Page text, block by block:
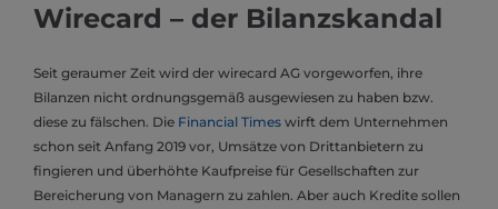
Wirecard – der Bilanzskandal
Seit geraumer Zeit wird der wirecard AG vorgeworfen, ihre
Bilanzen nicht ordnungsgemäß ausgewiesen zu haben bzw.
diese zu fälschen. Die Financial Times wirft dem Unternehmen
schon seit Anfang 2019 vor, Umsätze von Drittanbietern zu
fingieren und überhöhte Kaufpreise für Gesellschaften zur
Bereicherung von Managern zu zahlen. Aber auch Kredite sollen